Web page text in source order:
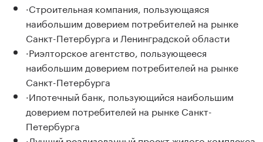
·Строительная компания, пользующаяся
наибольшим доверием потребителей на рынке
Санкт-Петербурга и Ленинградской области
·Риэлторское агентство, пользующееся
наибольшим доверием потребителей на рынке
Санкт-Петербурга
·Ипотечный банк, пользующийся наибольшим
доверием потребителей на рынке Санкт-
Петербурга